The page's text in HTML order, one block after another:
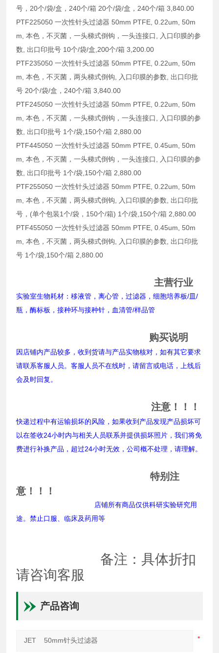
号，20个/袋/盒，240个/箱 20个/袋/盒，240个/箱 3,840.00
PTF225050 一次性针头过滤器 50mm PTFE, 0.22um, 50m
m, 本色，不灭菌，一头梯式倒钩，一头连接口, 入口印膜的参
数, 出口印批号 10个/袋/盒,200个/箱 3,200.00
PTF235050 一次性针头过滤器 50mm PTFE, 0.22um, 50m
m, 本色，不灭菌，两头梯式倒钩, 入口印膜的参数, 出口印批
号 20个/袋/盒，240个/箱 3,840.00
PTF245050 一次性针头过滤器 50mm PTFE, 0.22um, 50m
m, 本色，不灭菌，一头梯式倒钩，一头连接口, 入口印膜的参
数, 出口印批号 1个/袋,150个/箱 2,880.00
PTF445050 一次性针头过滤器 50mm PTFE, 0.45um, 50m
m, 本色，不灭菌，一头梯式倒钩，一头连接口, 入口印膜的参
数, 出口印批号 1个/袋,150个/箱 2,880.00
PTF255050 一次性针头过滤器 50mm PTFE, 0.22um, 50m
m, 本色，不灭菌，两头梯式倒钩, 入口印膜的参数, 出口印批
号，(单个包装1个/袋，150个/箱) 1个/袋,150个/箱 2,880.00
PTF455050 一次性针头过滤器 50mm PTFE, 0.45um, 50m
m, 本色，不灭菌，两头梯式倒钩, 入口印膜的参数, 出口印批
号 1个/袋,150个/箱 2,880.00
主营行业
实验室生物耗材：移液管，离心管，过滤器，细胞培养板/皿/
瓶，酶标板，接种环与接种针，血清管/样品管
购买说明
因店铺内产品较多，收到货请与产品实物核对，如有其它要求
请联系客服人员。客服人员不在线时，请留言或电话，上线后
会及时回复。
注意！！！
快递过程中有运输损坏的风险，如果收到产品发现产品损坏可
以在签收24小时内与相关人员联系并提供损坏照片，我们将免
费进行补换产品，超过24小时无效，公司概不处理，请理解。
特别注
意！！！
店铺所有商品仅供科研实验研究用
途。禁止口服、临床及药用等
备注：具体折扣
请咨询客服
产品咨询